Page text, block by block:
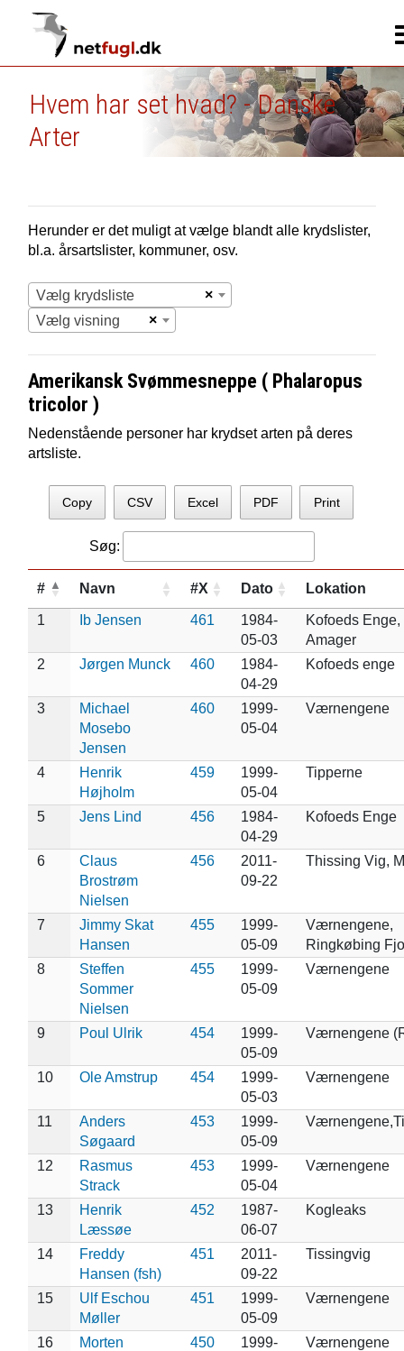
Hvem har set hvad? - Danske
Arter
Herunder er det muligt at vælge blandt alle krydslister,
bl.a. årsartslister, kommuner, osv.
×
Vælg krydsliste
×
Vælg visning
Amerikansk Svømmesneppe ( Phalaropus
tricolor )
Nedenstående personer har krydset arten på deres
artsliste.
Copy CSV Excel PDF Print
Søg:
# Navn #X Dato Lokation
1 Ib Jensen 461
1984-
05-03
Kofoeds Enge,
Amager
2
Jørgen Munck 460
1984-
04-29
Kofoeds enge
3
Michael
Mosebo
Jensen
460
1999-
05-04
Værnengene
4
Henrik
Højholm
459
1999-
05-04
Tipperne
5 Jens Lind 456
1984-
04-29
Kofoeds Enge
6
Claus
Brostrøm
Nielsen
456
2011-
09-22
Thissing Vig,
7
Jimmy Skat
Hansen
455
1999-
05-09
Værnengene,
Ringkøbing
8
Steffen
Sommer
Nielsen
455
1999-
05-09
Værnengene
9 Poul Ulrik 454
1999-
05-09
Værnengene
10 Ole Amstrup 454
1999-
05-03
Værnengene
11
Anders
Søgaard
453
1999-
05-09
12
Rasmus
Strack
453
1999-
05-04
Værnengene
13
Henrik
Læssøe
452
1987-
06-07
Kogleaks
14
Freddy
Hansen (fsh)
451
2011-
09-22
Tissingvig
15
Ulf Eschou
Møller
451
1999-
05-09
Værnengene
16
Morten
450
1999-
Værnengene